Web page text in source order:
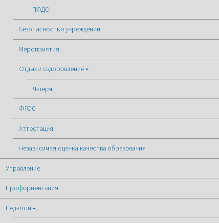
ПФДО
Безопасность в учреждении
Мероприятия
Отдых и оздоровление
Лагеря
ФГОС
Аттестация
Независимая оценка качества образования
Управление
Профориентация
Педагоги